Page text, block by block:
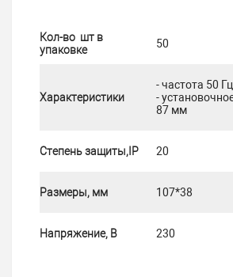
Кол-во шт в
упаковке
50
Характеристики
- частота 50 Гц
-
87 мм
Степень защиты,IP 20
Размеры, мм 107*38
Напряжение, В 230